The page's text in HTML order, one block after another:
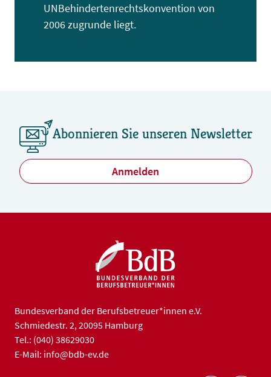
UNBehindertenrechtskonvention von
2006 zugrunde liegt.
Abonnieren Sie unseren Newsletter
Anmelden
Bundesverband der Berufsbetreuer*innen e.V.
Schmiedestr. 2, 20095 Hamburg
Tel.: (040) 38629030
E-Mail: info@bdb-ev.de